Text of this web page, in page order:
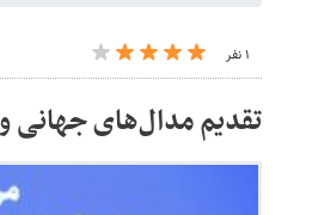
۱ نفر
تقدیم مدال‌های جهانی